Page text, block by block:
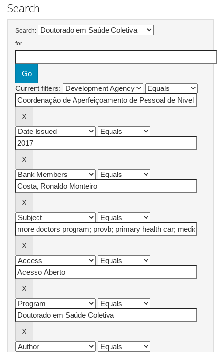
Search
Search:
for
Current filters: